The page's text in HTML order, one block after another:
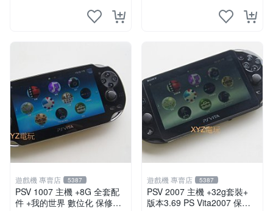
遊戲機 專賣店 5387
PSV 1007 主機 +8G 全套配
件 +我的世界 數位化 保修一
遊戲機 專賣店 5387
PSV 2007 主機 +32g套裝+
版本3.69 PS Vita2007 保修